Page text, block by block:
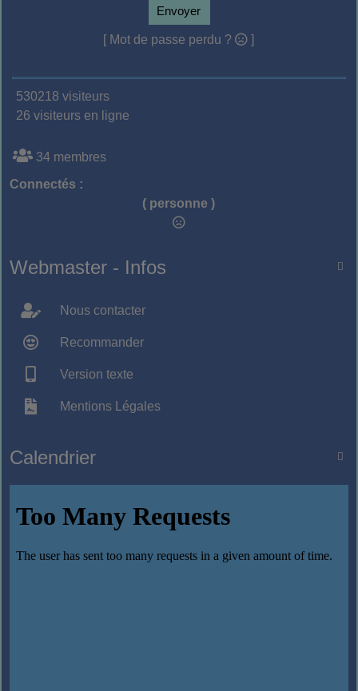
Envoyer
[ Mot de passe perdu ? ]
530218 visiteurs
26 visiteurs en ligne
34 membres
Connectés :
( personne )

Webmaster - Infos
Nous contacter
Recommander
Version texte
Mentions Légales

Calendrier